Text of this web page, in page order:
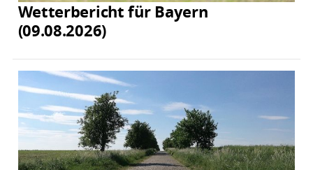
Wetterbericht für Bayern
(09.08.2026)